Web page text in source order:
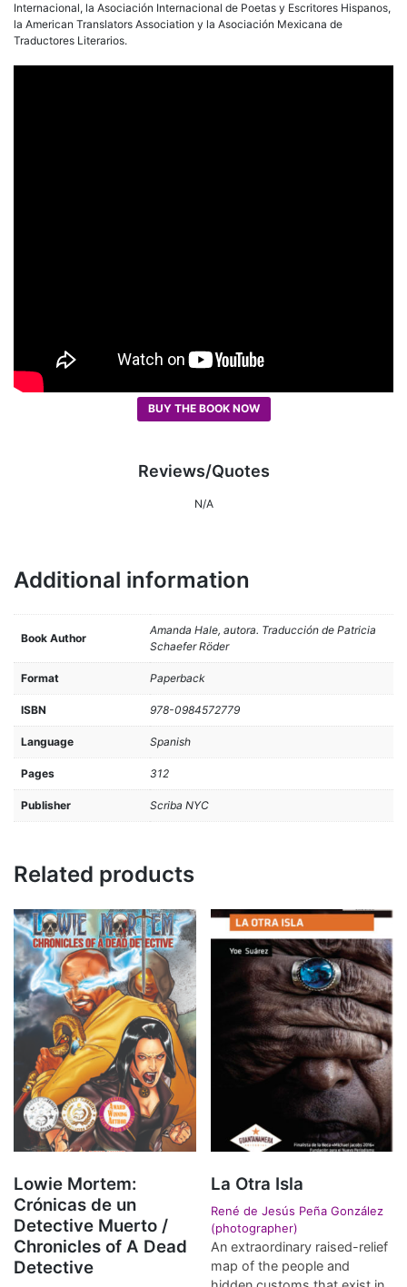
Internacional, la Asociación Internacional de Poetas y Escritores Hispanos,
la American Translators Association y la Asociación Mexicana de
Traductores Literarios.
BUY THE BOOK NOW
Reviews/Quotes
N/A
Additional information
Book Author
Amanda Hale, autora. Traducción de Patricia
Schaefer Röder
Format Paperback
ISBN 978-0984572779
Language Spanish
Pages 312
Publisher Scriba NYC
Related products
Lowie Mortem:
Crónicas de un
Detective Muerto /
Chronicles of A Dead
Detective
La Otra Isla
René de Jesús Peña González
(photographer)
An extraordinary raised-relief
map of the people and